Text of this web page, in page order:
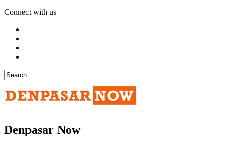
Connect with us
Denpasar Now